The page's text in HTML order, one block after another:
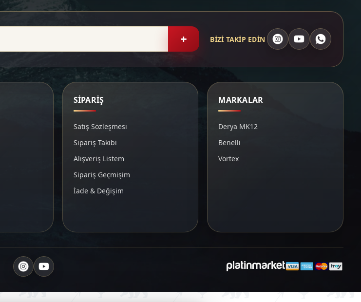
+ BİZİ TAKİP EDİN
SİPARİŞ
Satış Sözleşmesi
Sipariş Takibi
Alışveriş Listem
Sipariş Geçmişim
İade & Değişim
MARKALAR
Derya MK12
Benelli
Vortex